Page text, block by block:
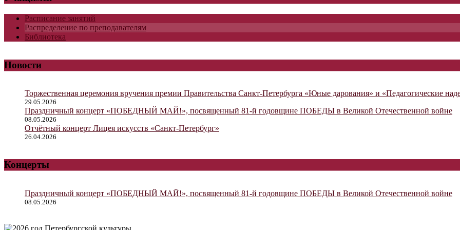
Расписание занятий
Распределение по преподавателям
Библиотека
Новости
Торжественная церемония вручения премии Правительства Санкт-Петербурга «Юные дарования» и «Педагогические
29.05.2026
Праздничный концерт «ПОБЕДНЫЙ МАЙ!», посвященный 81-й годовщине ПОБЕДЫ в Великой Отечественной войне
08.05.2026
Отчётный концерт Лицея искусств «Санкт-Петербург»
26.04.2026
Концерты
Праздничный концерт «ПОБЕДНЫЙ МАЙ!», посвященный 81-й годовщине ПОБЕДЫ в Великой Отечественной войне
08.05.2026